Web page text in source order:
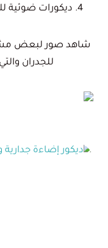
ديكورات ضوئية
شاهد صور لبعض
للجدران